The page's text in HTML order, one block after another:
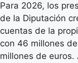
Para 2026, los
de la Diputación
cuentas de la
con 46 millones
millones de